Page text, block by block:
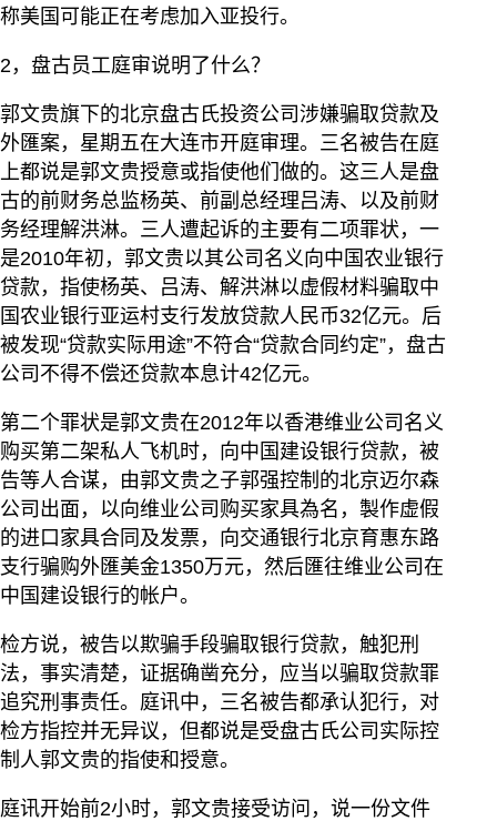
称美国可能正在考虑加入亚投行。
2，盘古员工庭审说明了什么？
郭文贵旗下的北京盘古氏投资公司涉嫌骗取贷款及
外匯案，星期五在大连市开庭审理。三名被告在庭
上都说是郭文贵授意或指使他们做的。这三人是盘
古的前财务总监杨英、前副总经理吕涛、以及前财
务经理解洪淋。三人遭起诉的主要有二项罪状，一
是2010年初，郭文贵以其公司名义向中国农业银行
贷款，指使杨英、吕涛、解洪淋以虚假材料骗取中
国农业银行亚运村支行发放贷款人民币32亿元。后
被发现“贷款实际用途”不符合“贷款合同约定”，盘古
公司不得不偿还贷款本息计42亿元。
第二个罪状是郭文贵在2012年以香港维业公司名义
购买第二架私人飞机时，向中国建设银行贷款，被
告等人合谋，由郭文贵之子郭强控制的北京迈尔森
公司出面，以向维业公司购买家具為名，製作虚假
的进口家具合同及发票，向交通银行北京育惠东路
支行骗购外匯美金1350万元，然后匯往维业公司在
中国建设银行的帐户。
检方说，被告以欺骗手段骗取银行贷款，触犯刑
法，事实清楚，证据确凿充分，应当以骗取贷款罪
追究刑事责任。庭讯中，三名被告都承认犯行，对
检方指控并无异议，但都说是受盘古氏公司实际控
制人郭文贵的指使和授意。
庭讯开始前2小时，郭文贵接受访问，说一份文件